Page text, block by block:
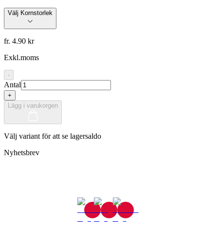
Välj Kornstorlek
fr. 4.90 kr
Exkl.moms
-
Antal
+
Lägg i varukorgen
Välj variant för att se lagersaldo
Nyhetsbrev